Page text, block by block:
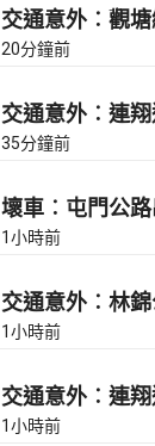
交通意外︰觀
20分鐘前
交通意外︰連
35分鐘前
壞車︰屯門公
1小時前
交通意外︰林
1小時前
交通意外︰連
1小時前